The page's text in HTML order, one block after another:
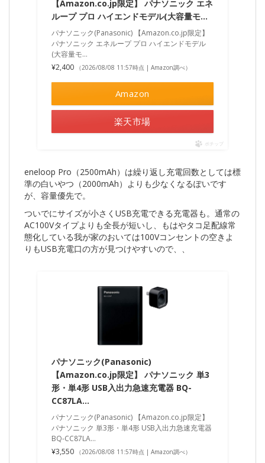
【Amazon.co.jp限定】 パナソニック エネ
ループ プロ ハイエンドモデル(大容量モ…
パナソニック(Panasonic) 【Amazon.co.jp限定】
パナソニック エネループ プロ ハイエンドモデル
(大容量モ…
¥2,400
（2026/08/08 11:57時点 | Amazon調べ）
Amazon
楽天市場
ポチップ
eneloop Pro（2500mAh）は繰り返し充電回数としては標
準の白いやつ（2000mAh）よりも少なくなるぽいです
が、容量優先で。
ついでにサイズが小さくUSB充電できる充電器も。通常の
AC100Vタイプよりも全長が短いし、もはやタコ足配線常
態化している我が家のおいては100Vコンセントの空きよ
りもUSB充電口の方が見つけやすいので、、
パナソニック(Panasonic)
【Amazon.co.jp限定】 パナソニック 単3
形・単4形 USB入出力急速充電器 BQ-
CC87LA…
パナソニック(Panasonic) 【Amazon.co.jp限定】
パナソニック 単3形・単4形 USB入出力急速充電器
BQ-CC87LA…
¥3,550
（2026/08/08 11:57時点 | Amazon調べ）